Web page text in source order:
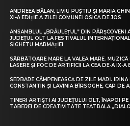
ANDREEA BĂLAN, LIVIU PUȘTIU ȘI MARIA
XI-A EDIȚIE A ZILEI COMUNEI OSICA DE JOS
ANSAMBLUL „BRÂULEȚUL” DIN PÂRȘCOVENI
JUDEȚUL OLT LA FESTIVALUL
SIGHETU MARMAȚIEI
SĂRBĂTOARE MARE LA VALEA MARE.
LASERE ȘI FOC DE ARTIFICII LA CEA DE-A IX-A
SERBARE CÂMPENEASCĂ DE ZILE MARI.
CONSTANTIN ȘI LAVINIA BÎRSOGHE, CAP DE
TINERI ARTIȘTI AI JUDEȚULUI OLT, ÎNAPOI PE
TABEREI DE CREATIVITATE TEATRALĂ